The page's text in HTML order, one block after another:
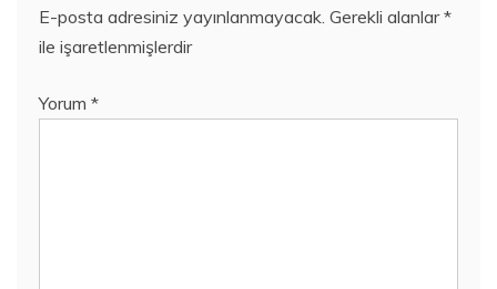
E-posta adresiniz yayınlanmayacak. Gerekli alanlar*
ile işaretlenmişlerdir
Yorum *